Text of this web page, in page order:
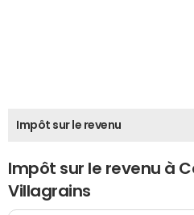
Impôt sur le revenu
Impôt sur le revenu à
Villagrains